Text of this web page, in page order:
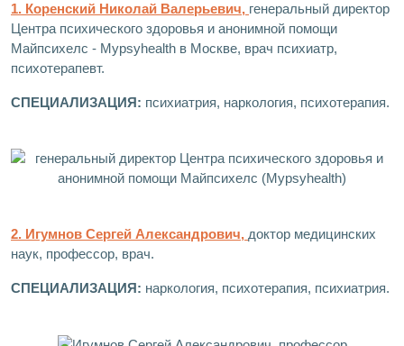
1. Коренский Николай Валерьевич, генеральный директор
Центра психического здоровья и анонимной помощи
Майпсихелс - Mypsyhealth в Москве, врач психиатр,
психотерапевт.
СПЕЦИАЛИЗАЦИЯ: психиатрия, наркология, психотерапия.
2. Игумнов Сергей Александрович, доктор медицинских
наук, профессор, врач.
СПЕЦИАЛИЗАЦИЯ: наркология, психотерапия, психиатрия.